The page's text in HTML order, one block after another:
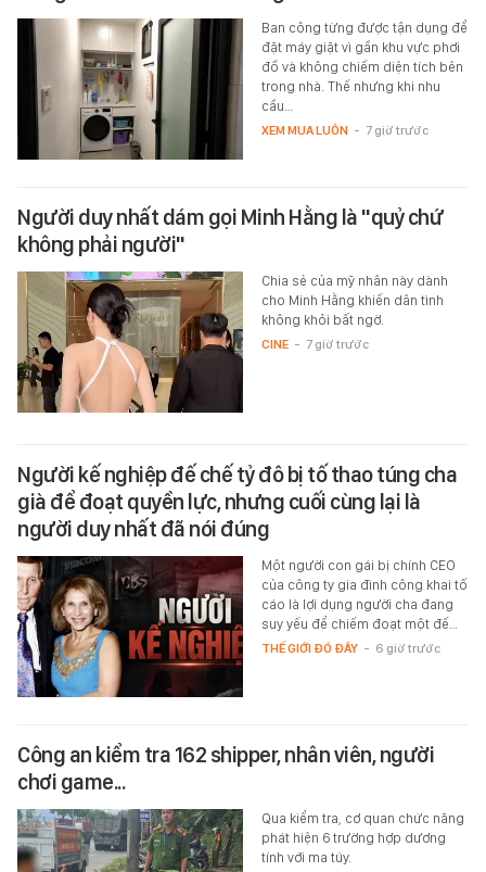
Ban công từng được tận dụng để
đặt máy giặt vì gần khu vực phơi
đồ và không chiếm diện tích bên
trong nhà. Thế nhưng khi nhu
cầu…
XEM MUA LUÔN - 7 giờ trước
Người duy nhất dám gọi Minh Hằng là "quỷ chứ
không phải người"
Chia sẻ của mỹ nhân này dành
cho Minh Hằng khiến dân tình
không khỏi bất ngờ.
CINE - 7 giờ trước
Người kế nghiệp đế chế tỷ đô bị tố thao túng cha
già để đoạt quyền lực, nhưng cuối cùng lại là
người duy nhất đã nói đúng
Một người con gái bị chính CEO
của công ty gia đình công khai tố
cáo là lợi dụng người cha đang
suy yếu để chiếm đoạt một đế…
THẾ GIỚI ĐÓ ĐÂY - 6 giờ trước
Công an kiểm tra 162 shipper, nhân viên, người
chơi game...
Qua kiểm tra, cơ quan chức năng
phát hiện 6 trường hợp dương
tính với ma túy.